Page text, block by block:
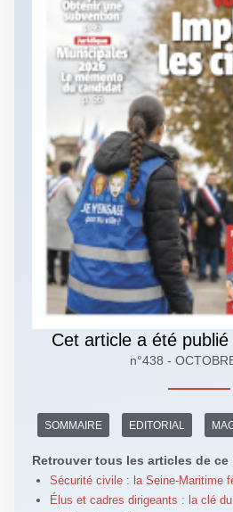
Cet article a été
n°438 -
SOMMAIRE EDITORIAL
Retrouver tous les articles de ce
Sécurité civile : la Seine-Maritime
Élus et cadres dirigeants : la clé